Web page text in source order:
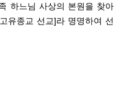
하느님 사상의 본원을 찾아
유종교 선교]라 명명하여 선